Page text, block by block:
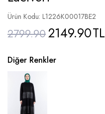
Ürün Kodu: L1226K00017BE2
2799.902149.90TL
Diğer Renkler